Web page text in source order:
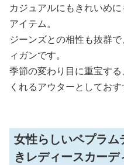
カジュアルにもきれいめ
アイテム。
ジーンズとの相性も抜群
ィガンです。
季節の変わり目に重宝す
くれるアウターとしておす
女性らしいペプラ
きレディースカー